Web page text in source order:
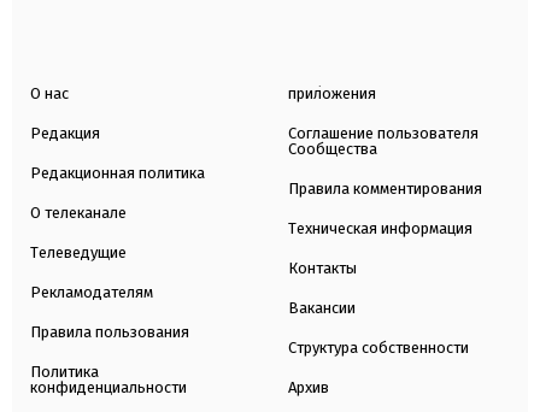
О нас
Редакция
Редакционная политика
О телеканале
Телеведущие
Рекламодателям
Правила пользования
Политика
конфиденциальности
приложения
Соглашение пользователя
Сообщества
Правила комментирования
Техническая информация
Контакты
Вакансии
Структура собственности
Архив